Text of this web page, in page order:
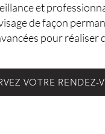
et
de façon
pour
VOTRE RENDEZ-